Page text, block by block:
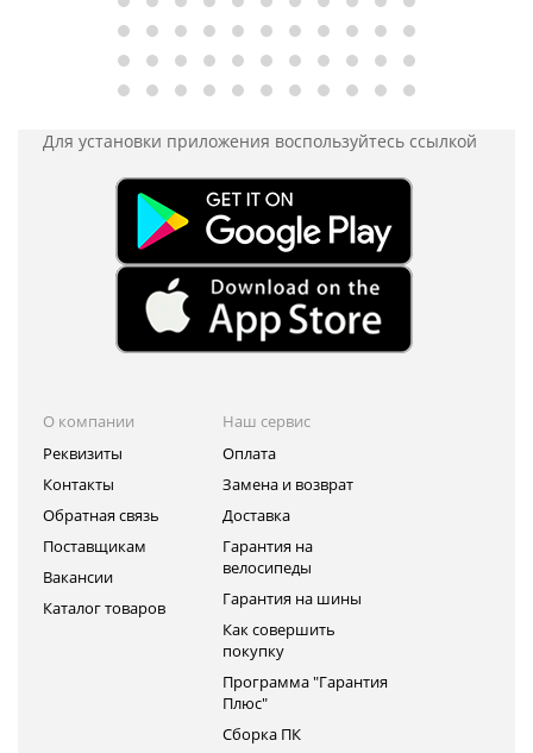
Для установки приложения воспользуйтесь ссылкой
О компании
Реквизиты
Контакты
Обратная связь
Поставщикам
Вакансии
Каталог товаров
Наш сервис
Оплата
Замена и возврат
Доставка
Гарантия на
велосипеды
Гарантия на шины
Как совершить
покупку
Программа "Гарантия
Плюс"
Сборка ПК